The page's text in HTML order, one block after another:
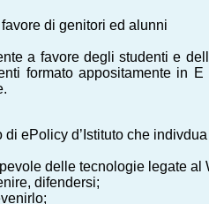
di genitori ed alunni
a favore degli studenti e
formato appositamente in
ePolicy d’Istituto che
delle tecnologie legate al
difendersi;